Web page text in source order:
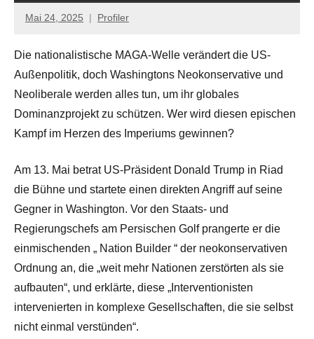
Mai 24, 2025 Profiler
Keine
Die nationalistische MAGA-Welle verändert die US-
Außenpolitik, doch Washingtons Neokonservative und
Neoliberale werden alles tun, um ihr globales
Dominanzprojekt zu schützen. Wer wird diesen epischen
Kampf im Herzen des Imperiums gewinnen?
Am 13. Mai betrat US-Präsident Donald Trump in Riad
die Bühne und startete einen direkten Angriff auf seine
Gegner in Washington. Vor den Staats- und
Regierungschefs am Persischen Golfprangerte er die
einmischenden „ Nation Builder “ der neokonservativen
Ordnung an, die „weit mehr Nationen zerstörten als sie
aufbauten“, und erklärte, diese „Interventionisten
intervenierten in komplexe Gesellschaften, die sie selbst
nicht einmal verstünden“.